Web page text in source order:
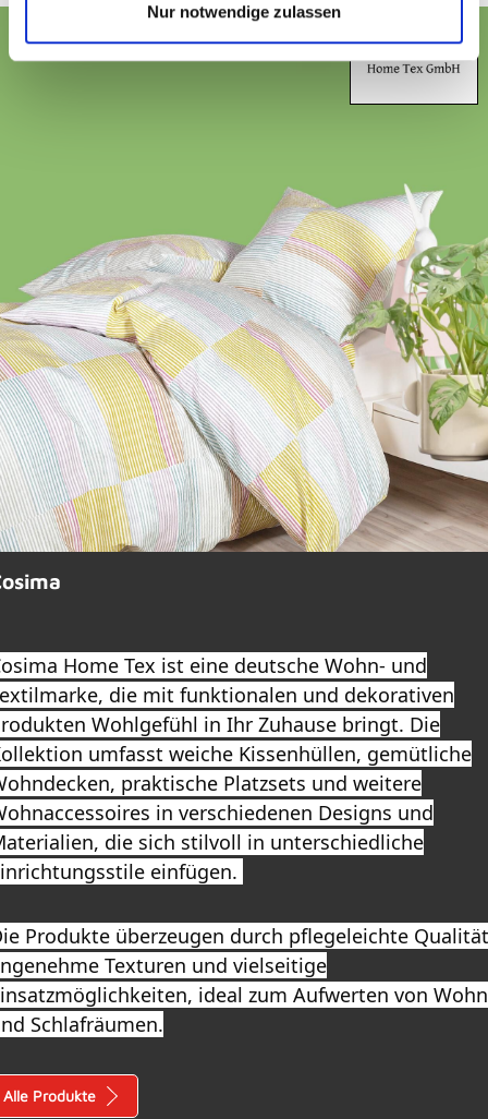
Nur notwendige zulassen
Home Tex ist eine deutsche Wohn- und
die mit funktionalen und dekorativen
Wohlgefühl in Ihr Zuhause bringt. Die
umfasst weiche Kissenhüllen, gemütliche
praktische Platzsets und weitere
in verschiedenen Designs und
die sich stilvoll in unterschiedliche
einfügen.
Produkte überzeugen durch pflegeleichte
Texturen und vielseitige
ideal zum Aufwerten von
Schlafräumen.
Alle Produkte